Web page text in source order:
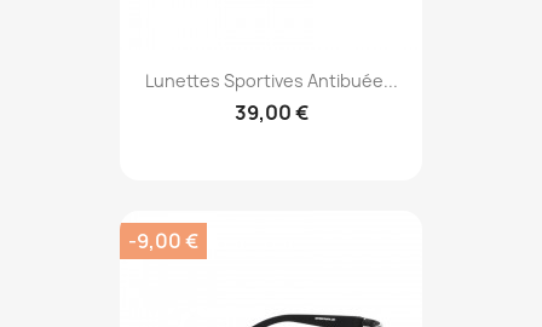
Lunettes Sportives Antibuée...
39,00 €
-9,00 €